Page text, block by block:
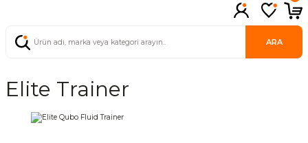
ARA
Elite Trainer